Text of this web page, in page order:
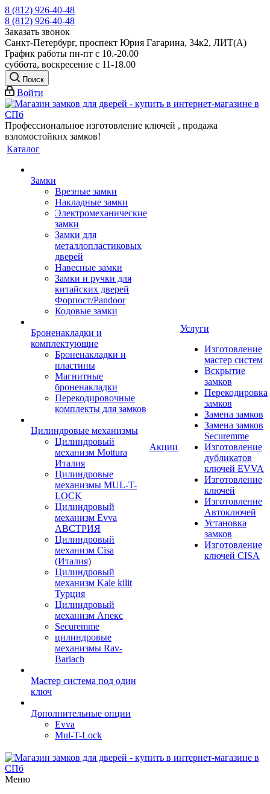
8 (812) 926-40-48
8 (812) 926-40-48
Заказать звонок
Санкт-Петербург, проспект Юрия Гагарина, 34к2, ЛИТ(А)
График работы пн-пт с 10.-20.00
суббота, воскресение с 11-18.00
Поиск
Войти
Профессиональное изготовление ключей , продажа
взломостойких замков!
Каталог
Замки
Врезные замки
Накладные замки
Электромеханические
замки
Замки для
металлопластиковых
дверей
Навесные замки
Замки и ручки для
китайских дверей
Форпост/Раndoor
Кодовые замки
Броненакладки и
комплектующие
Броненакладки и
пластины
Магнитные
броненакладки
Перекодировочные
комплекты для замков
Цилиндровые механизмы
Цилиндровый
механизм Mottura
Италия
Цилиндровые
механизмы MUL-T-
LOCK
Цилиндровый
механизм Evva
АВСТРИЯ
Цилиндровый
механизм Cisa
(Италия)
Цилиндровый
механизм Kale kilit
Турция
Цилиндровый
механизм Апекс
Securemme
цилиндровые
механизмы Rav-
Bariach
Мастер система под один
ключ
Дополнительные опции
Evva
Mul-T-Lock
Акции
Услуги
Изготовление
мастер систем
Вскрытие
замков
Перекодировка
замков
Замена замков
Замена замков
Securemme
Изготовление
дубликатов
ключей EVVA
Изготовление
ключей
Изготовление
Автоключей
Установка
замков
Изготовление
ключей CISA
Меню